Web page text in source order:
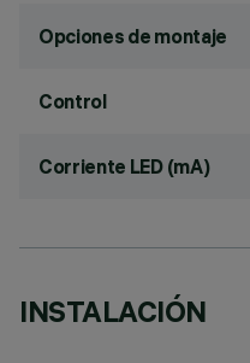
Opciones de montaje
Control
Corriente LED (mA)
INSTALACIÓN